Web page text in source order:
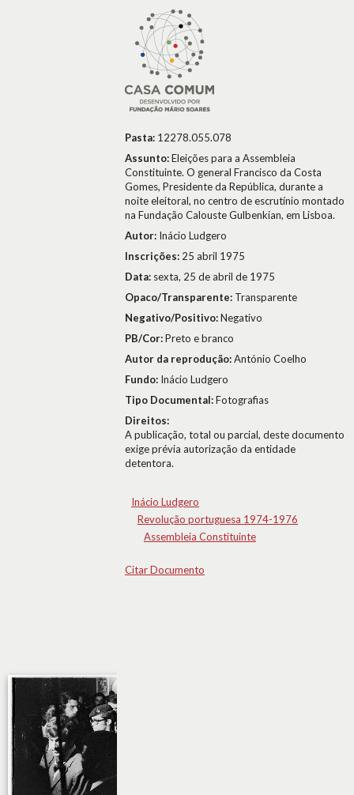
Pasta: 12278.055.078
Assunto:Eleições para a Assembleia
Constituinte. O general Francisco da Costa
Gomes, Presidente da República, durante a
noite eleitoral, no centro de escrutínio montado
na Fundação Calouste Gulbenkian, em Lisboa.
Autor: Inácio Ludgero
Inscrições: 25 abril 1975
Data: sexta, 25 de abril de 1975
Opaco/Transparente: Transparente
Negativo/Positivo:Negativo
PB/Cor:Preto e branco
Autor da reprodução:António Coelho
Fundo: Inácio Ludgero
Tipo Documental:Fotografias
Direitos:
A publicação, total ou parcial, deste documento
exige prévia autorização da entidade
detentora.
Inácio Ludgero
Revolução portuguesa 1974-1976
Assembleia Constituinte
Citar Documento